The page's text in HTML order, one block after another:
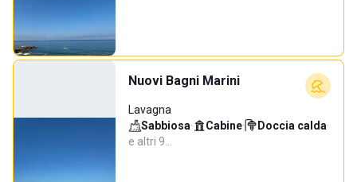
Nuovi Bagni Marini
Lavagna
Sabbiosa· Cabine· Doccia calda·
e altri 9…